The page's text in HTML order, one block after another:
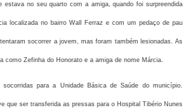
estava no seu quarto com a amiga, quando foi surpreendida
localizada no bairro Wall Ferraz e com um pedaço de pau
socorrer a jovem, mas foram também lesionadas. As
como Zefinha do Honorato e a amiga de nome Márcia.
para a Unidade Básica de Saúde do município.
que ser transferida as pressas para o Hospital Tibério Nunes